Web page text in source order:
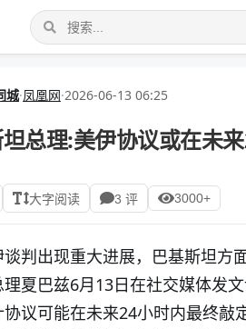
城·凤凰网·2026-06-13 06:25
总理:美伊协议或在未
大字阅读 3 评 3000+
谈判出现重大进展，巴基斯坦方
夏巴兹6月13日在社交媒体发
议可能在未来24小时内最终敲